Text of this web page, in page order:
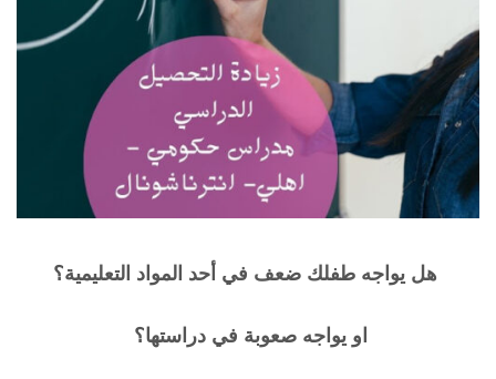
هل يواجه طفلك ضعف في أحد المواد التعليمية؟
او يواجه صعوبة في دراستها؟